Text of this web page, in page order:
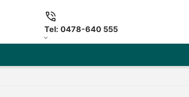
Tel: 0478-640 555